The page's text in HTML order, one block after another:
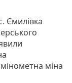
Ємилівка
міна